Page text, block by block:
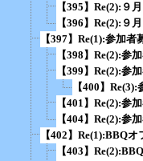
【395】Re(2):９
【396】Re(2):９
【397】Re(1):参加者
【398】Re(2):参
【399】Re(2):参
【400】Re(3):
【401】Re(2):参
【404】Re(2):参
【402】Re(1):BBQ
【403】